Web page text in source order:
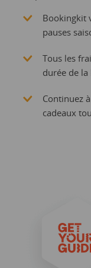
Bookingkit
pauses
Tous les
durée de la
Continuez
cadeaux